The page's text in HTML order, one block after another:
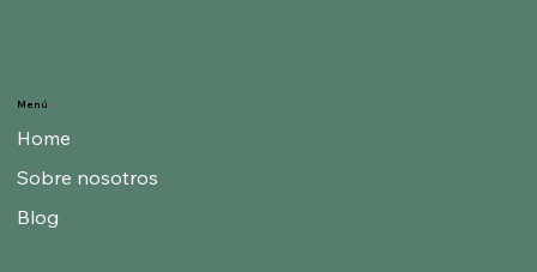
Menú
Home
Sobre nosotros
Blog